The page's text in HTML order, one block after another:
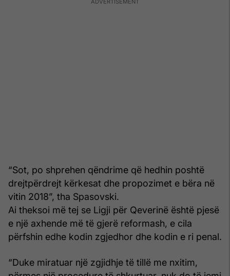
“Sot, po shprehen qëndrime që hedhin poshtë
drejtpërdrejt kërkesat dhe propozimet e bëra në
vitin 2018”, tha Spasovski.
Ai theksoi më tej se Ligji për Qeverinë është pjesë
e një axhende më të gjerë reformash, e cila
përfshin edhe kodin zgjedhor dhe kodin e ri penal.
“Duke miratuar një zgjidhje të tillë me nxitim,